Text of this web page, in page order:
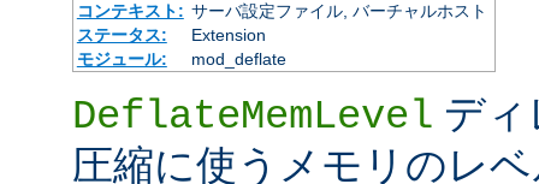
コンテキスト: サーバ設定ファイル, バーチャルホスト
ステータス:
Extension
モジュール:
mod_deflate
DeflateMemLevel デ
圧縮に使うメモリのレ